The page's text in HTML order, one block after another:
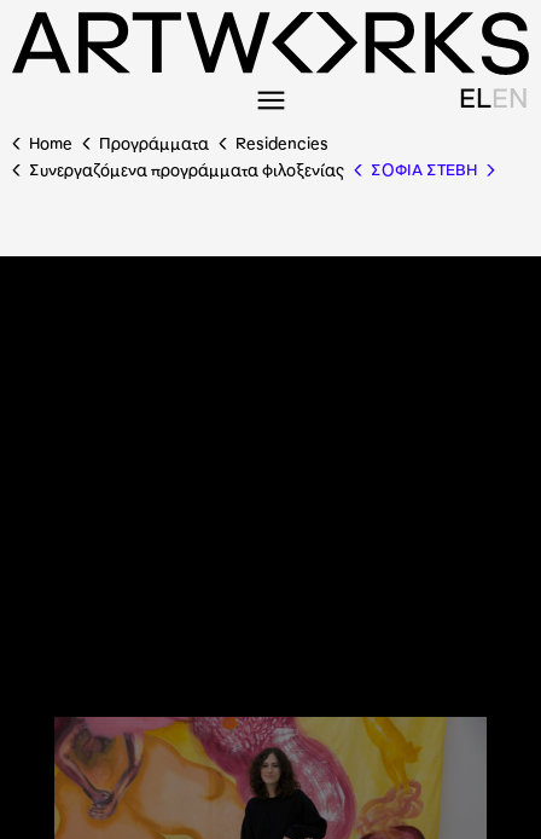
ELEN
Home Προγράμματα
Residencies
Συνεργαζόμενα προγράμματα φιλοξενίας
ΣΟΦΙΑ ΣΤΕΒΗ